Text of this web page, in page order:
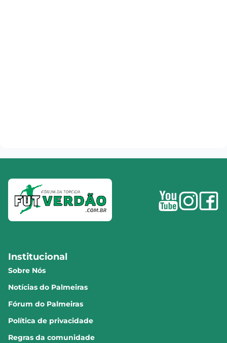
Institucional
Sobre Nós
Notícias do Palmeiras
Fórum do Palmeiras
Política de privacidade
Regras da comunidade